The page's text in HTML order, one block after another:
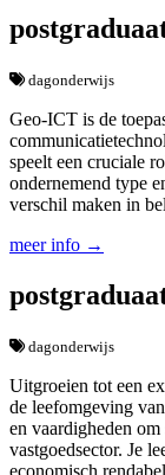
dagonderwijs
Geo-ICT is de
speelt een cruciale
ondernemend type
verschil maken in
meer info →
dagonderwijs
Uitgroeien tot een
de leefomgeving
en vaardigheden
vastgoedsector. Je